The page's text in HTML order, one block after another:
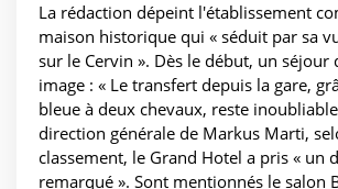
La rédaction dépeint l'établissement
maison historique qui « séduit par sa
sur le Cervin ». Dès le début, un séjour
image : « Le transfert depuis la gare,
bleue à deux chevaux, reste
direction générale de Markus Marti,
classement, le Grand Hotel a pris « un
remarqué ». Sont mentionnés le salon